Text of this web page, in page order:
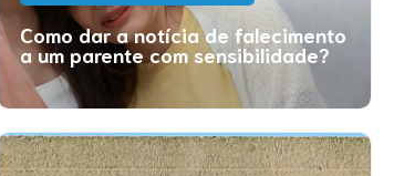
Como dar a notícia de falecimento
a um parente com sensibilidade?